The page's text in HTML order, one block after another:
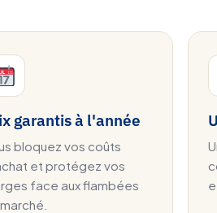
garantis à l'année
bloquez vos coûts
et protégez vos
face aux flambées